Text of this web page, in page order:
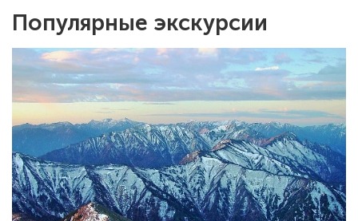
Популярные экскурсии